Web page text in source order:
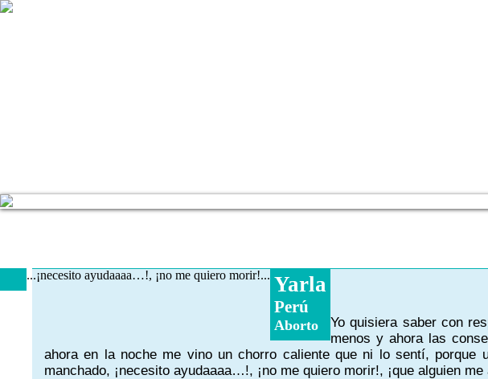
...¡necesito ayudaaaa…!, ¡no me quiero morir!... Yarla
Perú
Aborto
Yo quisiera saber con
menos y ahora las
ahora en la noche me vino un chorro caliente que ni lo sentí,
manchado, ¡necesito ayudaaaa…!, ¡no me quiero morir!, ¡que alguien